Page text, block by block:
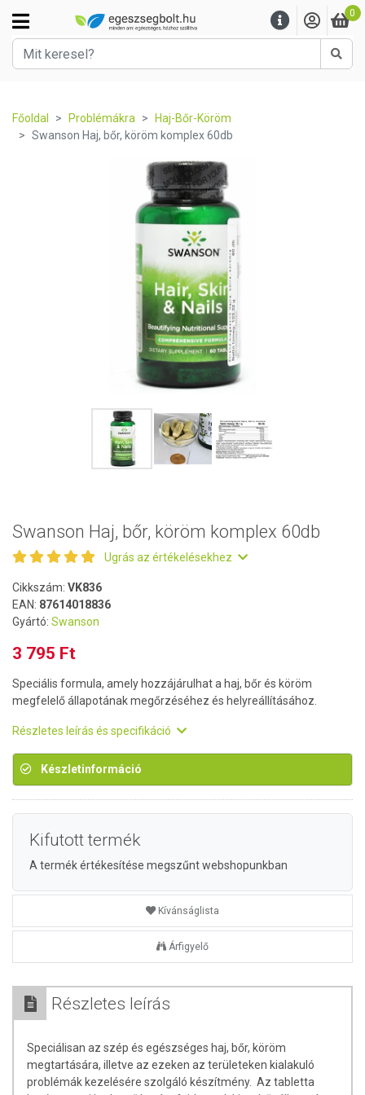
0
Főoldal Problémákra
Haj-Bőr-Köröm
Swanson Haj, bőr, köröm komplex 60db
Swanson Haj, bőr, köröm komplex 60db
Ugrás az értékelésekhez
Cikkszám: VK836
EAN: 87614018836
Gyártó: Swanson
3 795 Ft
Speciális formula, amely hozzájárulhat a haj, bőr és köröm
megfelelő állapotának megőrzéséhez és helyreállításához.
Részletes leírás és specifikáció
Készletinformáció
Kifutott termék
A termék értékesítése megszűnt webshopunkban
Kívánságlista
Árfigyelő
Részletes leírás
Speciálisan az szép és egészséges haj, bőr, köröm
megtartására, illetve az ezeken az területeken kialakuló
problémák kezelésére szolgáló készítmény. Az tabletta